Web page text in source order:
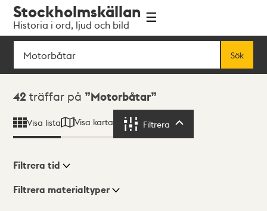
navigationen
huvudinnehållet
Stockholmskällan
Historia i ord, ljud och bild
Sök
Sök
Sökresultat
42 träffar på Motorbåtar
Visa lista Visa karta Filtrera
Visningsläge
Filtrera tid
Filtrera materialtyper